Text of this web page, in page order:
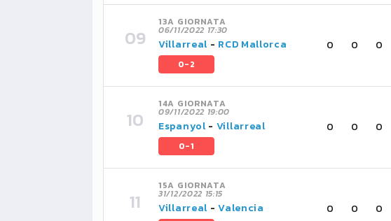
13A GIORNATA
06/11/2022 17:30
Villarreal - RCD Mallorca
0-2
0 0 0
14A GIORNATA
09/11/2022 19:00
Espanyol - Villarreal
0-1
0 0 0
15A GIORNATA
31/12/2022 15:15
Villarreal -Valencia 0 0 0